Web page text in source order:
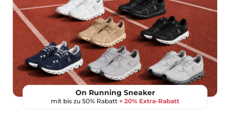
On Running Sneaker
mit bis zu 50% Rabatt + 20% Extra-Rabatt